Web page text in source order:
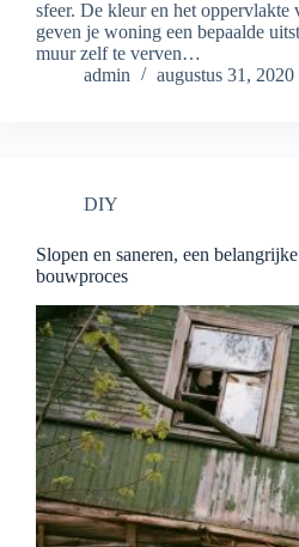
sfeer. De kleur en het oppervlakte
geven je woning een bepaalde
muur zelf te verven…
admin
augustus 31, 2020
DIY
Slopen en saneren, een
bouwproces